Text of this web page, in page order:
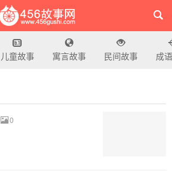
儿童故事 寓言故事 民间故事 成
0